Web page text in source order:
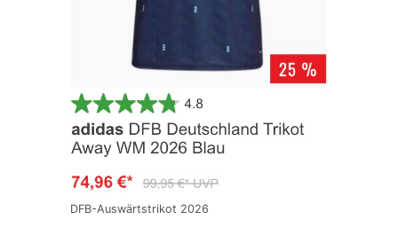
DFB-Auswärtstrikot 2026